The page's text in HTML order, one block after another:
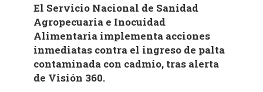
El Servicio Nacional de Sanidad
Agropecuaria e Inocuidad
Alimentaria implementa acciones
inmediatas contra el ingreso de palta
contaminada con cadmio, tras alerta
de Visión 360.